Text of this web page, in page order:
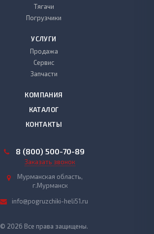
Тягачи
Погрузчики
УСЛУГИ
Продажа
Сервис
Запчасти
КОМПАНИЯ
КАТАЛОГ
КОНТАКТЫ
8 (800) 500-70-89
Заказать звонок
Мурманская область,
г.Мурманск
info@pogruzchiki-heli51.ru
© 2026 Все права защищены.